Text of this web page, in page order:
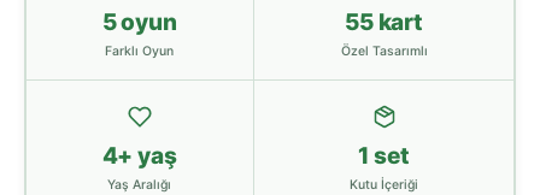
5 oyun
Farklı Oyun
55 kart
Özel Tasarımlı
4+ yaş
Yaş Aralığı
1 set
Kutu İçeriği